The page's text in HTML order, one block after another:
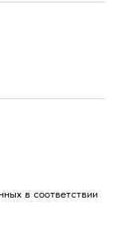
в соответствии